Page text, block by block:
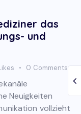
das
und
0 Comments
Neuigkeiten
vollzieht